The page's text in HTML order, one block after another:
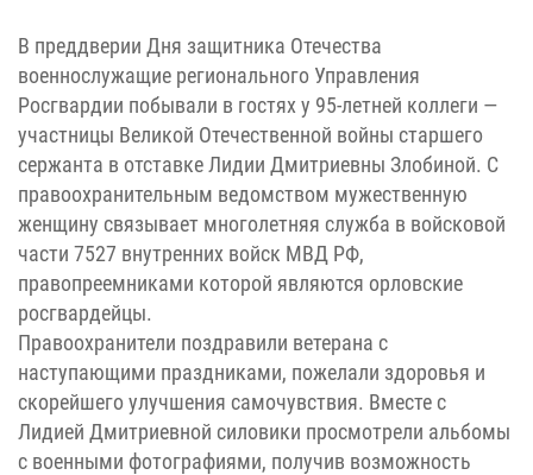
В преддверии Дня защитника Отечества
военнослужащие регионального Управления
Росгвардии побывали в гостях у 95-летней коллеги —
участницы Великой Отечественной войны старшего
сержанта в отставке Лидии Дмитриевны Злобиной. С
правоохранительным ведомством мужественную
женщину связывает многолетняя служба в войсковой
части 7527 внутренних войск МВД РФ,
правопреемниками которой являются орловские
росгвардейцы.
Правоохранители поздравили ветерана с
наступающими праздниками, пожелали здоровья и
скорейшего улучшения самочувствия. Вместе с
Лидией Дмитриевной силовики просмотрели альбомы
с военными фотографиями, получив возможность